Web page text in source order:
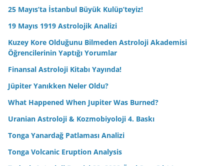
25 Mayıs’ta İstanbul Büyük Kulüp’teyiz!
19 Mayıs 1919 Astrolojik Analizi
Kuzey Kore Olduğunu Bilmeden Astroloji Akademisi
Öğrencilerinin Yaptığı Yorumlar
Finansal Astroloji Kitabı Yayında!
Jüpiter Yanıkken Neler Oldu?
What Happened When Jupiter Was Burned?
Uranian Astroloji & Kozmobiyoloji 4. Baskı
Tonga Yanardağ Patlaması Analizi
Tonga Volcanic Eruption Analysis